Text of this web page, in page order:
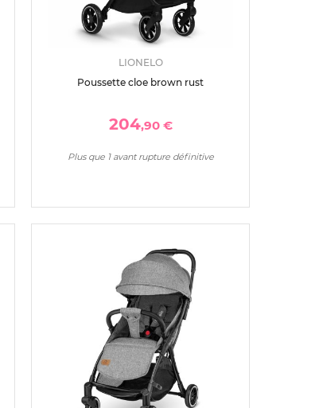
LIONELO
Poussette cloe brown rust
204,90 €
Plus que 1 avant rupture définitive